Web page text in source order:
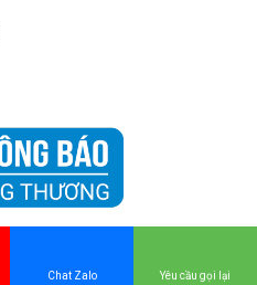
077 906
Chat Zalo Yêu cầu gọi lại